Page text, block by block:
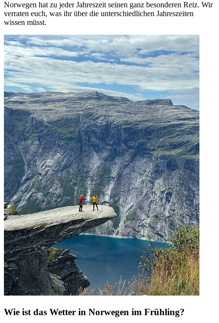
Norwegen hat zu jeder Jahreszeit seinen ganz besonderen Reiz. Wir
verraten euch, was ihr über die unterschiedlichen Jahreszeiten
wissen müsst.
Wie ist das Wetter in Norwegen im Frühling?